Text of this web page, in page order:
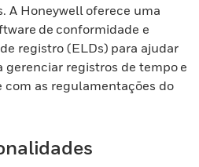
A Honeywell oferece uma
de conformidade e
registro (ELDs) para ajudar
gerenciar registros de tempo e
as regulamentações do